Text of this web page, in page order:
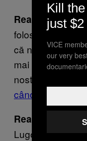
Reacţia
folosim de
că nu avem apă
mai ales,
nostru
când plouă
Reacţia
Lugojel,
Kill
just
VICE
our very